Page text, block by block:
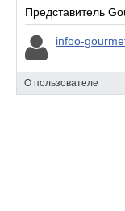
Представитель
infoo-
О пользователе